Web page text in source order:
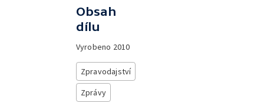
Obsah
dílu
Vyrobeno 2010
Zpravodajství
Zprávy